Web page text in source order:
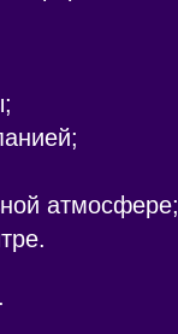
атмосфере;